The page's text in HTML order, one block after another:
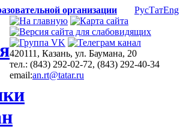
организации РусТатEng
420111, Казань, ул. Баумана, 20
тел.: (843) 292-02-72, (843) 292-40-34
email:an.rt@tatar.ru